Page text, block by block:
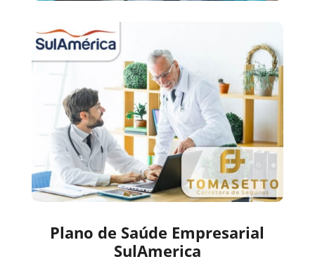
Plano de Saúde Empresarial
SulAmerica